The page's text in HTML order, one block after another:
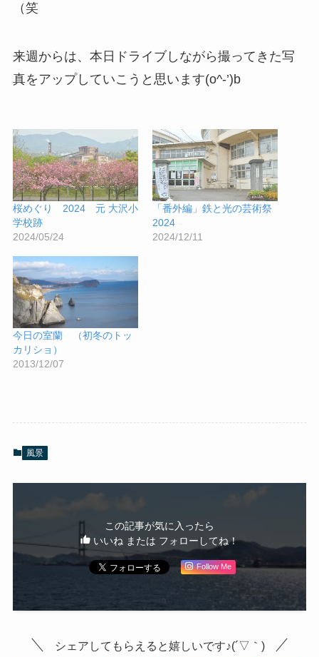
（笑
来週からは、本日ドライブしながら撮ってきた写
真をアップしていこうと思います(o^-’)b
桜めぐり 2024 元 大沢小
学校跡
2024/05/24
「番外編」鉄と光の芸術祭
2024
2024/12/11
今日の室蘭 （初冬のトッ
カリショ）
2013/12/07
風景
この記事が気に入ったら
いいね または フォローしてね！
Follow Me
シェアしてもらえると嬉しいです♪(´▽｀)